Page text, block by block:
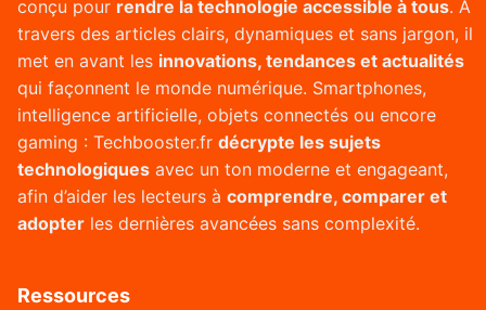
conçu pour rendre la technologie accessible à tous. À
travers des articles clairs, dynamiques et sans jargon, il
met en avant les innovations, tendances et actualités
qui façonnent le monde numérique. Smartphones,
intelligence artificielle, objets connectés ou encore
gaming : Techbooster.fr décrypte les sujets
technologiques avec un ton moderne et engageant,
afin d’aider les lecteurs à comprendre, comparer et
adopter les dernières avancées sans complexité.
Ressources